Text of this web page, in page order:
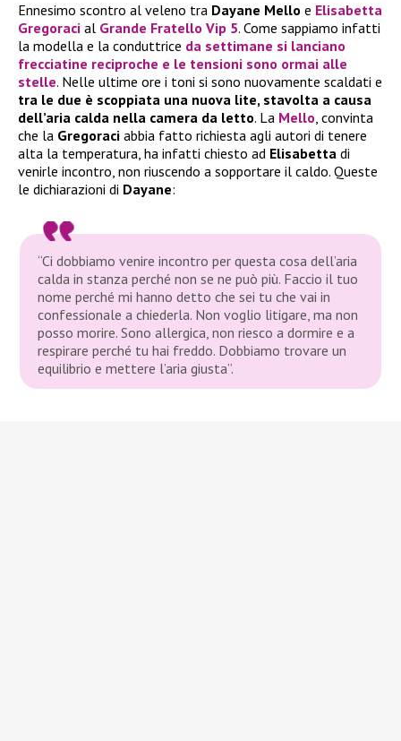
Ennesimo scontro al veleno tra Dayane Mello e Elisabetta
Gregoraci al Grande Fratello Vip 5. Come sappiamo infatti
la modella e la conduttrice da settimane si lanciano
frecciatine reciproche e le tensioni sono ormai alle
stelle. Nelle ultime ore i toni si sono nuovamente scaldati e
tra le due è scoppiata una nuova lite, stavolta a causa
dell’aria calda nella camera da letto. La Mello, convinta
che la Gregoraci abbia fatto richiesta agli autori di tenere
alta la temperatura, ha infatti chiesto ad Elisabetta di
venirle incontro, non riuscendo a sopportare il caldo. Queste
le dichiarazioni di Dayane:
“Ci dobbiamo venire incontro per questa cosa dell’aria
calda in stanza perché non se ne può più. Faccio il tuo
nome perché mi hanno detto che sei tu che vai in
confessionale a chiederla. Non voglio litigare, ma non
posso morire. Sono allergica, non riesco a dormire e a
respirare perché tu hai freddo. Dobbiamo trovare un
equilibrio e mettere l’aria giusta”.